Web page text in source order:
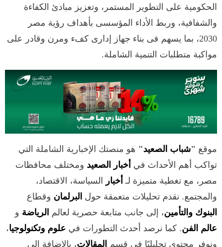
الحكومية على التطوير المستمر، وتعزيز مبادئ الكفاءة
والشفافية، وربط الأداء المؤسسى بأهداف رؤية مصر
2030، بما يسهم فى بناء جهاز إدارى كفء ومرن وقادر على
مواكبة متطلبات التنمية الشاملة.
موقع "شباب الصعيد" هو منصتك الإخبارية الشاملة التي
تواكب أهم الأحداث في أخبار الصعيد ومختلف محافظات
مصر، مع تغطية متميزة لـ أخبار السياسة، الاقتصاد،
والمجتمع. نقدم تحليلات متعمقة حول البرلمان وقطاع
البنوك والتأمين، إلى جانب متابعة حصرية لعالم الرياضة و
عالم الفن. كما نرصد أحدث التطورات في علوم وتكنولوجيا،
ونوفر محتوى تحليليًا في قسم المقالات، بالإضافة إلى